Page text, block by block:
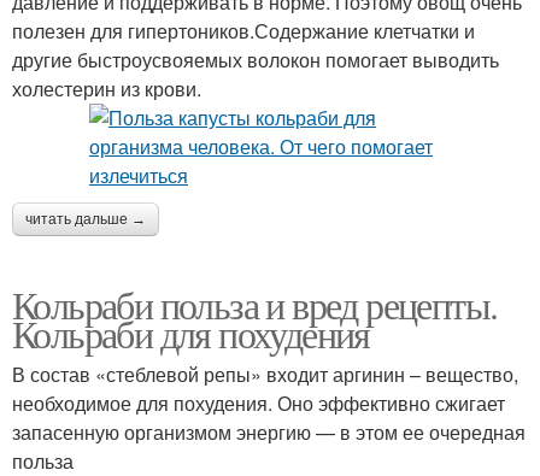
полезен для гипертоников.Содержание клетчатки и
другие быстроусвояемых волокон помогает выводить
холестерин из крови.
читать дальше →
Кольраби польза и вред рецепты.
Кольраби для похудения
В состав «стеблевой репы» входит аргинин – вещество,
необходимое для похудения. Оно эффективно сжигает
запасенную организмом энергию — в этом ее очередная
польза